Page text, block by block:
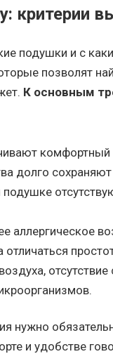
критерии
подушки и с
позволят
К основным
долго
аллергическое
нужно
и удобстве